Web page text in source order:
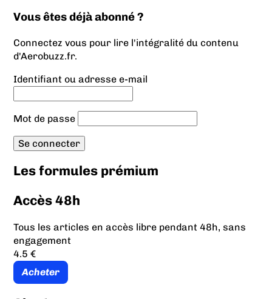
Vous êtes déjà abonné ?
Connectez vous pour lire l'intégralité du contenu
d'Aerobuzz.fr.
Identifiant ou adresse e-mail
Mot de passe
Les formules prémium
Accès 48h
Tous les articles en accès libre pendant 48h, sans
engagement
4.5 €
Acheter